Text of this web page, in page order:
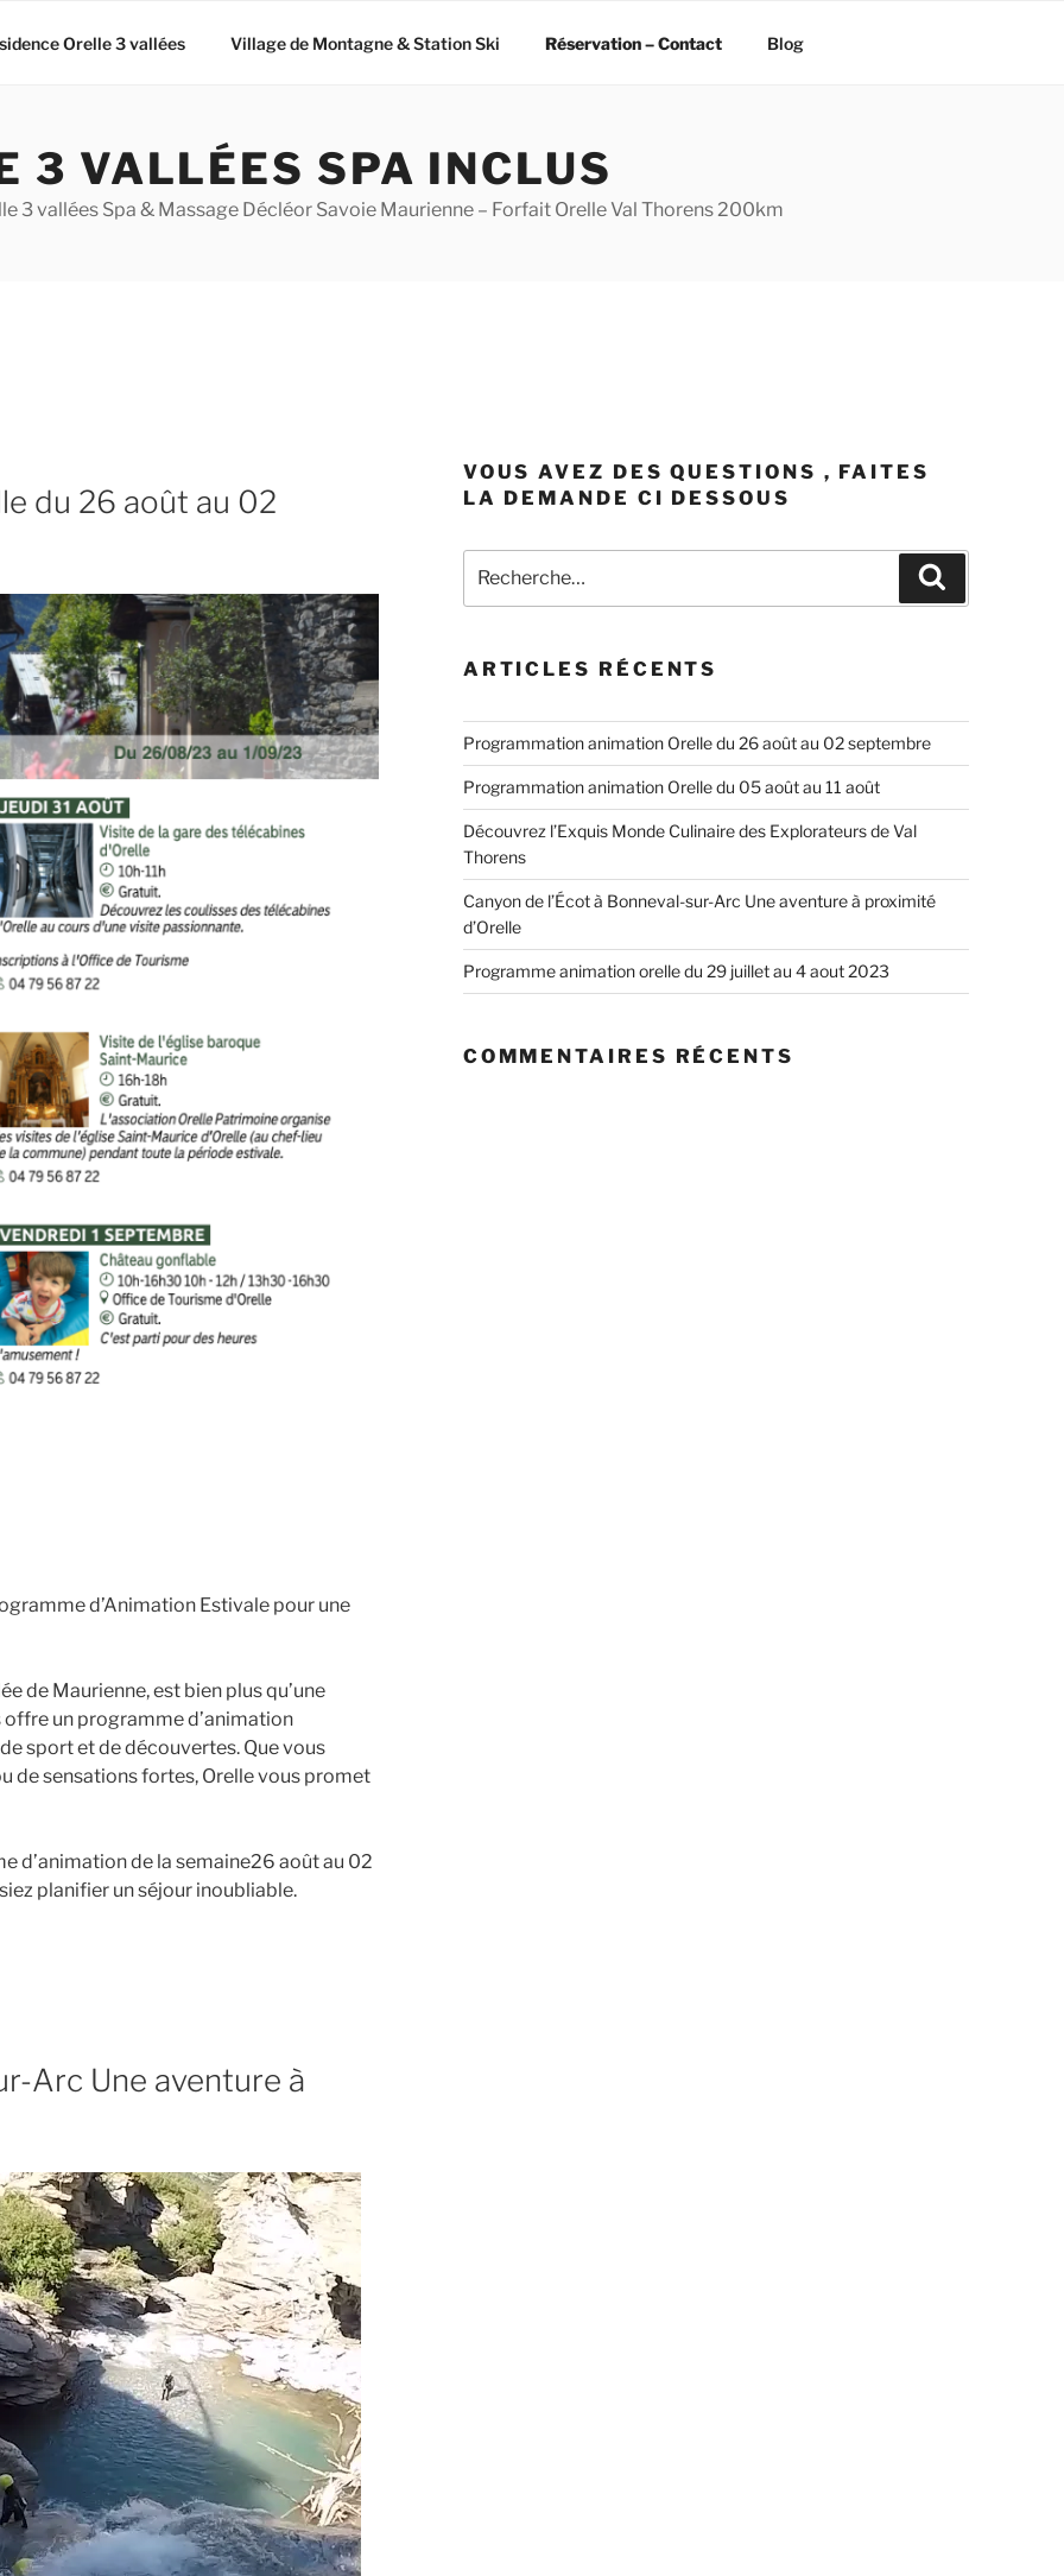
3 VALLÉES SPA INCLUS
3 vallées Spa & Massage Décléor Savoie Maurienne – Forfait Orelle Val Thorens 200km
Orelle 3 vallées Village de Montagne & Station Ski Réservation – Contact Blog
du 26 août au 02
d’Animation Estivale pour une
de Maurienne, est bien plus qu’une
un programme d’animation
sport et de découvertes. Que vous
de sensations fortes, Orelle vous promet
d’animation de la semaine26 août au 02
planifier un séjour inoubliable.
Arc Une aventure à
VOUS AVEZ DES QUESTIONS , FAITES
LA DEMANDE CI DESSOUS
pour
:
ARTICLES RÉCENTS
Programmation animation Orelle du 26 août au 02 septembre
Programmation animation Orelle du 05 août au 11 août
Découvrez l’Exquis Monde Culinaire des Explorateurs de Val
Thorens
Canyon de l’Écot à Bonneval-sur-Arc Une aventure à proximité
d’Orelle
Programme animation orelle du 29 juillet au 4 aout 2023
COMMENTAIRES RÉCENTS